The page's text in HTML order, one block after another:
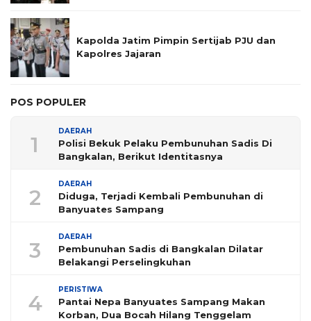
Kapolda Jatim Pimpin Sertijab PJU dan
Kapolres Jajaran
POS POPULER
1
DAERAH
Polisi Bekuk Pelaku Pembunuhan Sadis Di
Bangkalan, Berikut Identitasnya
2
DAERAH
Diduga, Terjadi Kembali Pembunuhan di
Banyuates Sampang
3
DAERAH
Pembunuhan Sadis di Bangkalan Dilatar
Belakangi Perselingkuhan
4
PERISTIWA
Pantai Nepa Banyuates Sampang Makan
Korban, Dua Bocah Hilang Tenggelam